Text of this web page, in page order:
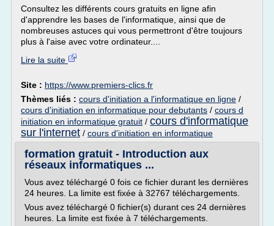
Consultez les différents cours gratuits en ligne afin
d'apprendre les bases de l'informatique, ainsi que de
nombreuses astuces qui vous permettront d'être toujours
plus à l'aise avec votre ordinateur....
Lire la suite
Site : https://www.premiers-clics.fr
Thèmes liés : cours d'initiation a l'informatique en ligne /
cours d'initiation en informatique pour debutants / cours d
initiation en informatique gratuit / cours d'informatique
sur l'internet / cours d'initiation en informatique
formation gratuit - Introduction aux
réseaux informatiques ...
Vous avez téléchargé 0 fois ce fichier durant les dernières
24 heures. La limite est fixée à 32767 téléchargements.
Vous avez téléchargé 0 fichier(s) durant ces 24 dernières
heures. La limite est fixée à 7 téléchargements.